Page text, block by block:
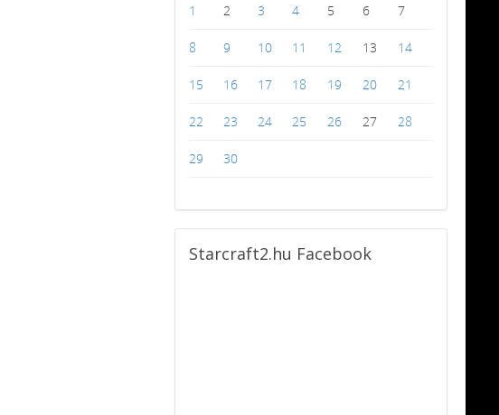
1
2 3 4 5 6 7
8 9 10 11 12 13 14
15 16 17 18 19 20 21
22 23 24 25 26 27 28
29 30
Starcraft2.hu Facebook